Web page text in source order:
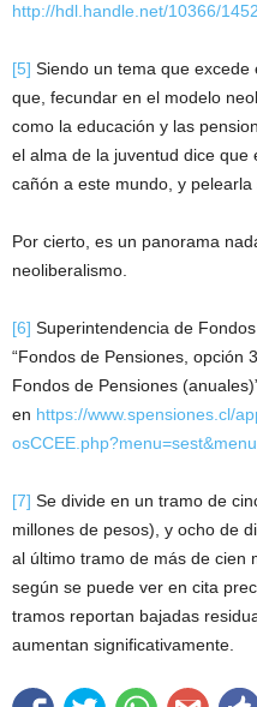
http://hdl.handle.net/10366/
[5] Siendo un tema que
que, fecundar en el modelo
como la educación y las
el alma de la juventud dice
cañón a este mundo, y pelearla
Por cierto, es un panorama
neoliberalismo.
[6] Superintendencia de
“Fondos de Pensiones, opción
Fondos de Pensiones
en https://www.spensiones.cl/
[7] Se divide en un tramo de
millones de pesos), y ocho de
al último tramo de más de cien
según se puede ver en cita
tramos reportan bajadas
aumentan significativamente.